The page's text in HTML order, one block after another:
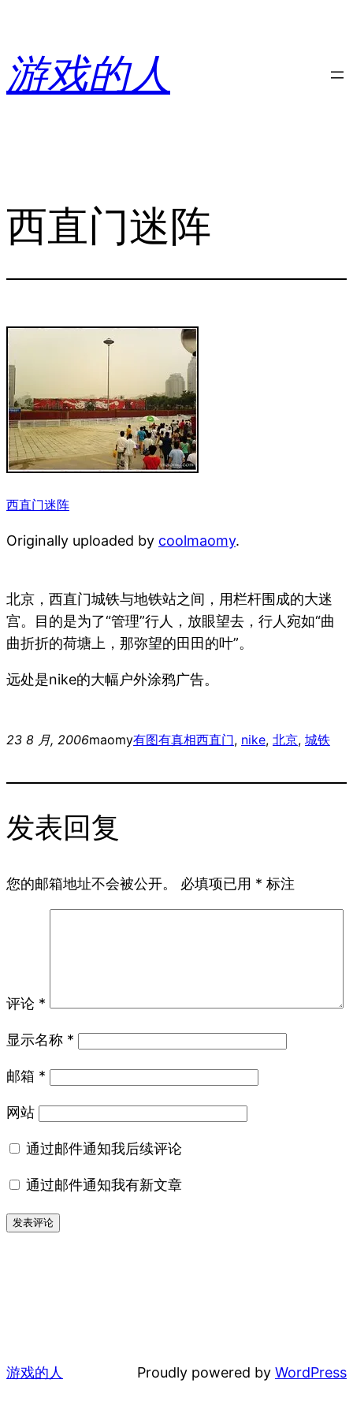
内
容
游戏的人
西直门迷阵
西直门迷阵
Originally uploaded by coolmaomy.
北京，西直门城铁与地铁站之间，用栏杆围成的大迷
宫。目的是为了“管理”行人，放眼望去，行人宛如“曲
曲折折的荷塘上，那弥望的田田的叶”。
远处是nike的大幅户外涂鸦广告。
23 8 月, 2006maomy有图有真相西直门, nike, 北京, 城铁
发表回复
您的邮箱地址不会被公开。 必填项已用 * 标注
评论 *
显示名称 *
邮箱 *
网站
通过邮件通知我后续评论
通过邮件通知我有新文章
游戏的人 Proudly powered by WordPress